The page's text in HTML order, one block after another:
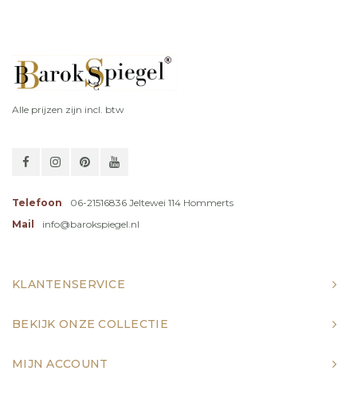
Alle prijzen zijn incl. btw
Telefoon
06-21516836 Jeltewei 114 Hommerts
Mail
info@barokspiegel.nl
KLANTENSERVICE
BEKIJK ONZE COLLECTIE
MIJN ACCOUNT